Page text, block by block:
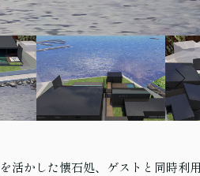
活かした懐石処、ゲストと同時利用